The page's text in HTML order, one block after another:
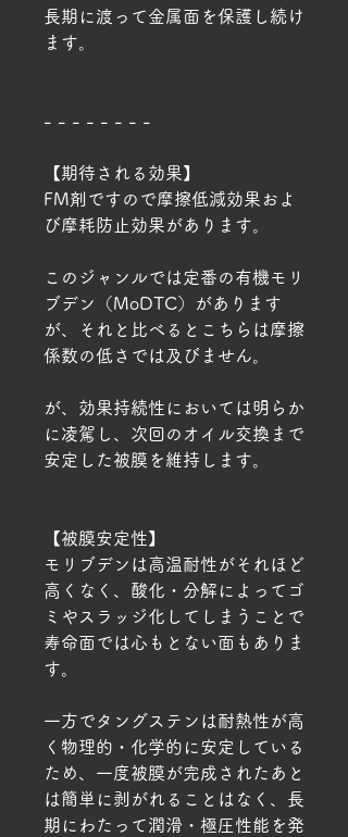
長期に渡って金属面を保護し続け
ます。
- - - - - - - -
【期待される効果】
FM剤ですので摩擦低減効果およ
び摩耗防止効果があります。
このジャンルでは定番の有機モリ
ブデン（MoDTC）があります
が、それと比べるとこちらは摩擦
係数の低さでは及びません。
が、効果持続性においては明らか
に凌駕し、次回のオイル交換まで
安定した被膜を維持します。
【被膜安定性】
モリブデンは高温耐性がそれほど
高くなく、酸化・分解によってゴ
ミやスラッジ化してしまうことで
寿命面では心もとない面もありま
す。
一方でタングステンは耐熱性が高
く物理的・化学的に安定している
ため、一度被膜が完成されたあと
は簡単に剥がれることはなく、長
期にわたって潤滑・極圧性能を発